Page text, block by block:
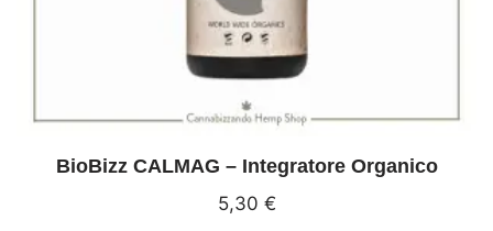
BioBizz CALMAG – Integratore Organico
5,30 €